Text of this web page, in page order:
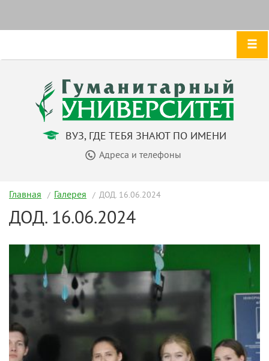
ВУЗ, ГДЕ ТЕБЯ ЗНАЮТ ПО ИМЕНИ
Адреса и телефоны
Главная Галерея ДОД. 16.06.2024
ДОД. 16.06.2024